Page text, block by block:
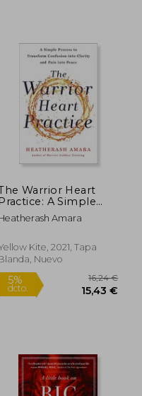
5%
Warrior Heart
Practice: A Simple
to Transform
Into Clarity
Inglés)
Amara
Kite, 2021, Tapa
Nuevo